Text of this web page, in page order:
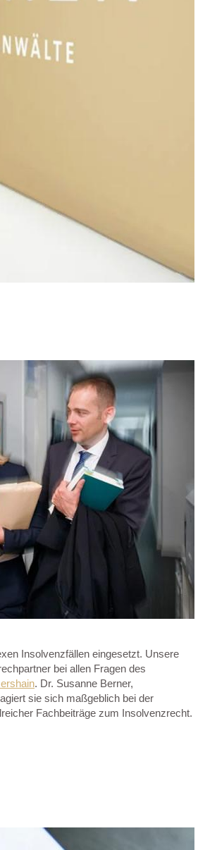
Insolvenzfällen eingesetzt. Unsere
bei allen Fragen des
. Dr. Susanne Berner,
sie sich maßgeblich bei der
Fachbeiträge zum Insolvenzrecht.